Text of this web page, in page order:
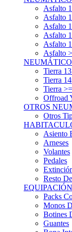
Asfalto
Asfalto
Asfalto
Asfalto
Asfalto
Asfalto
Tierra
Tierra
Tierra
Offroad
OTROS
Otros
Asiento
Arneses
Volantes
Pedales
Resto
Packs
Monos
Botines
Guantes